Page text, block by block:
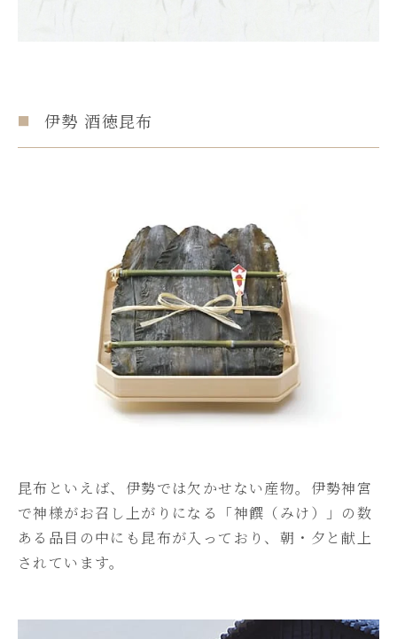
伊勢 酒徳昆布
昆布といえば、伊勢では欠かせない産物。伊勢神宮
で神様がお召し上がりになる「神饌（みけ）」の数
ある品目の中にも昆布が入っており、朝・夕と献上
されています。